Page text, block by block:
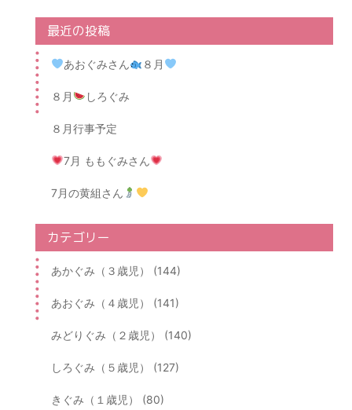
最近の投稿
あおぐみさん ８月
８月 しろぐみ
８月行事予定
7月 ももぐみさん
7月の黄組さん
カテゴリー
あかぐみ（３歳児） (144)
あおぐみ（４歳児） (141)
みどりぐみ（２歳児） (140)
しろぐみ（５歳児） (127)
きぐみ（１歳児） (80)